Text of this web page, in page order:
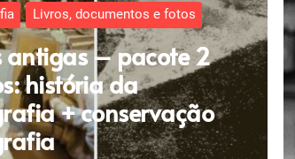
Livros, documentos e fotos
antigas – pacote 2
história da
+ conservação